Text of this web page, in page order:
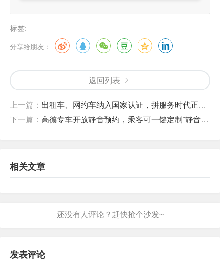
标签:
分享给朋友：
返回列表
上一篇： 出租车、网约车纳入国家认证，拼服务时代正式到来，服务差的司机或将淘汰
下一篇： 高德专车开放静音预约，乘客可一键定制“静音专车”
相关文章
发表评论